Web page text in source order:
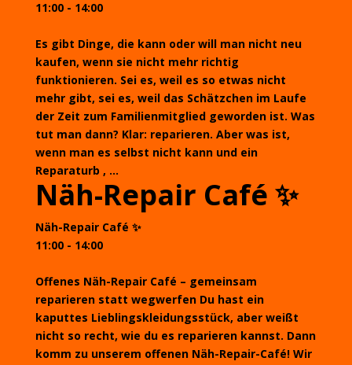
11:00 - 14:00
Es gibt Dinge, die kann oder will man nicht neu
kaufen, wenn sie nicht mehr richtig
funktionieren. Sei es, weil es so etwas nicht
mehr gibt, sei es, weil das Schätzchen im Laufe
der Zeit zum Familienmitglied geworden ist. Was
tut man dann? Klar: reparieren. Aber was ist,
wenn man es selbst nicht kann und ein
Reparaturb , ...
Näh-Repair Café ✨
Näh-Repair Café ✨
11:00 - 14:00
Offenes Näh-Repair Café – gemeinsam
reparieren statt wegwerfen Du hast ein
kaputtes Lieblingskleidungsstück, aber weißt
nicht so recht, wie du es reparieren kannst. Dann
komm zu unserem offenen Näh-Repair-Café! Wir